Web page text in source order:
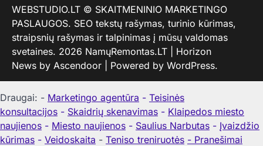
WEBSTUDIO.LT © SKAITMENINIO MARKETINGO
PASLAUGOS. SEO tekstų rašymas, turinio kūrimas,
straipsnių rašymas ir talpinimas į mūsų valdomas
svetaines. 2026 NamųRemontas.LT | Horizon
News by Ascendoor | Powered by WordPress.
Draugai: - Marketingo agentūra - Teisinės
konsultacijos - Skaidrių skenavimas - Klaipedos miesto
naujienos - Miesto naujienos - Saulius Narbutas - Įvaizdžio
kūrimas - Veidoskaita - Teniso treniruotės - Pranešimai